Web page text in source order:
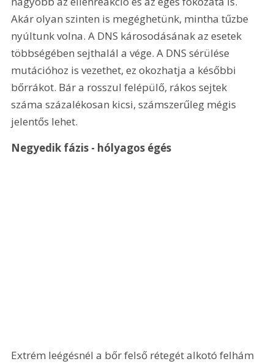
Akár olyan szinten is megéghetünk, mintha tűzbe
nyúltunk volna. A DNS károsodásának az esetek
többségében sejthalál a vége. A DNS sérülése
mutációhoz is vezethet, ez okozhatja a későbbi
bőrrákot. Bár a rosszul felépülő, rákos sejtek
száma százalékosan kicsi, számszerűleg mégis
jelentős lehet.
Negyedik fázis - hólyagos égés
Extrém leégésnél a bőr felső rétegét alkotó felhám